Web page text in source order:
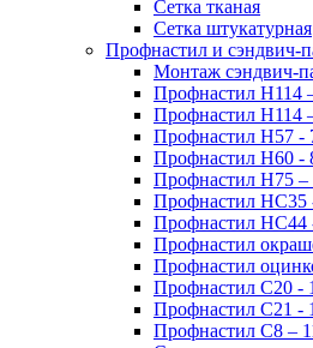
Сетка тканая
Сетка штукатурная
Профнастил и сэндвич-
Монтаж сэндвич-
Профнастил Н114
Профнастил Н114
Профнастил Н57 -
Профнастил Н60 -
Профнастил Н75 –
Профнастил НС35
Профнастил НС44
Профнастил
Профнастил
Профнастил С20 -
Профнастил С21 -
Профнастил С8 –